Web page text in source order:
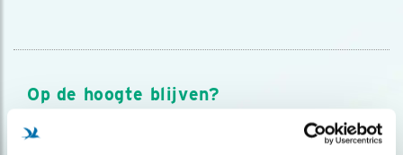
Op de hoogte blijven?
Meld je aan en ontvang nieuws, inspiratie, acties en tips
over vogels en activiteiten van Vogelbescherming.